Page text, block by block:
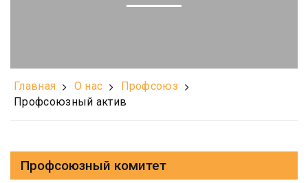
Главная О нас
Профсоюз
Профсоюзный актив
Профсоюзный комитет